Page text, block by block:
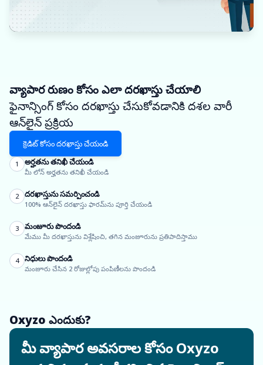
వ్యాపార రుణం కోసం ఎలా దరఖాస్తు చేయాలి
ఫైనాన్సింగ్ కోసం దరఖాస్తు చేసుకోవడానికి దశల వారీ
ఆన్‌లైన్ ప్రక్రియ
క్రెడిట్ కోసం దరఖాస్తు చేయండి
1 అర్హతను తనిఖీ చేయండి
మీ లోన్ అర్హతను తనిఖీ చేయండి
2 దరఖాస్తును సమర్పించండి
100% ఆన్‌లైన్ దరఖాస్తు ఫారమ్‌ను పూర్తి చేయండి
3 మంజూరు పొందండి
మేము మీ దరఖాస్తును విశ్లేషించి, తగిన మంజూరును ప్రతిపాదిస్తాము
4 నిధులు పొందండి
మంజూరు చేసిన 2 రోజుల్లోపు పంపిణీలను పొందండి
Oxyzo ఎందుకు?
మీ వ్యాపార అవసరాల కోసం Oxyzo